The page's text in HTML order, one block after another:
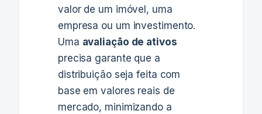
valor de um imóvel, uma
empresa ou um investimento.
Uma avaliação de ativos
precisa garante que a
distribuição seja feita com
base em valores reais de
mercado, minimizando a